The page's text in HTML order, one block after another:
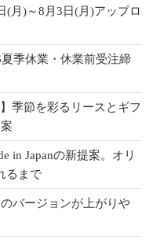
(月)～8月3日(月)アップロ
季休業・休業前受注締
季節を彩るリースとギフ
in Japanの新提案。オリ
るまで
バージョンが上がりや